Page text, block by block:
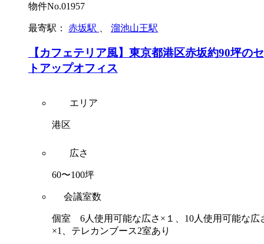
物件No.01957
最寄駅： 赤坂駅 溜池山王駅
【カフェテリア風】東京都港区赤坂約90坪の
トアップオフィス
エリア
港区
広さ
60〜100坪
会議室数
個室 6人使用可能な広さ×１、10人使用可能な広
×1、テレカンブース2室あり